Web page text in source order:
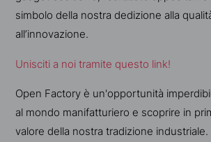
simbolo della nostra dedizione alla
all’innovazione.
Unisciti a noi tramite questo link!
Open Factory è un'opportunità
al mondo manifatturiero e scoprire in
valore della nostra tradizione